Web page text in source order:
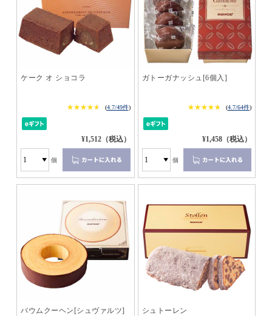
ケーク オ ショコラ
★★★★★
★★★★★ (4.7/49件)
¥1,512（税込）
個
ガトーガナッシュ[6個入]
★★★★★
★★★★★ (4.7/64件)
¥1,458（税込）
個
バウムクーヘン[シュヴァルツ] シュトーレン